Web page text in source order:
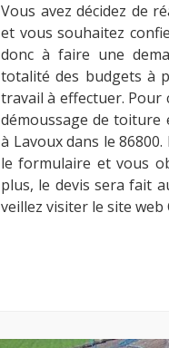
Vous avez décidez de
et vous souhaitez
donc à faire une
totalité des budgets à
travail à effectuer. Pour
démoussage de toiture
à Lavoux dans le
le formulaire et vous
plus, le devis sera fait
veillez visiter le site web